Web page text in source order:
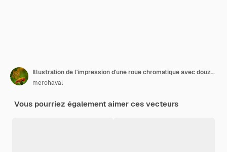
Illustration de l'impression d'une roue chromatique avec douze couleurs en dégradés
merohaval
Vous pourriez également aimer ces vecteurs